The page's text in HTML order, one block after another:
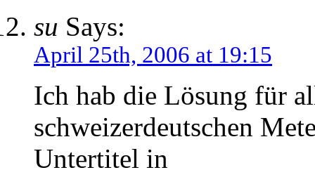
su Says:
April 25th, 2006 at 19:15
Ich hab die Lösung für
schweizerdeutschen
Untertitel in